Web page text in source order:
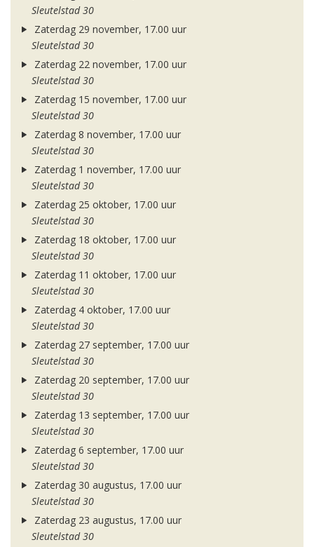
Sleutelstad 30
Zaterdag 29 november, 17.00 uur
Sleutelstad 30
Zaterdag 22 november, 17.00 uur
Sleutelstad 30
Zaterdag 15 november, 17.00 uur
Sleutelstad 30
Zaterdag 8 november, 17.00 uur
Sleutelstad 30
Zaterdag 1 november, 17.00 uur
Sleutelstad 30
Zaterdag 25 oktober, 17.00 uur
Sleutelstad 30
Zaterdag 18 oktober, 17.00 uur
Sleutelstad 30
Zaterdag 11 oktober, 17.00 uur
Sleutelstad 30
Zaterdag 4 oktober, 17.00 uur
Sleutelstad 30
Zaterdag 27 september, 17.00 uur
Sleutelstad 30
Zaterdag 20 september, 17.00 uur
Sleutelstad 30
Zaterdag 13 september, 17.00 uur
Sleutelstad 30
Zaterdag 6 september, 17.00 uur
Sleutelstad 30
Zaterdag 30 augustus, 17.00 uur
Sleutelstad 30
Zaterdag 23 augustus, 17.00 uur
Sleutelstad 30